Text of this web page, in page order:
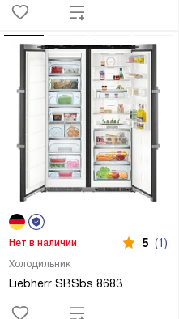
Холодильник
Liebherr SBSbs 8683
Нет в наличии 5 (1)